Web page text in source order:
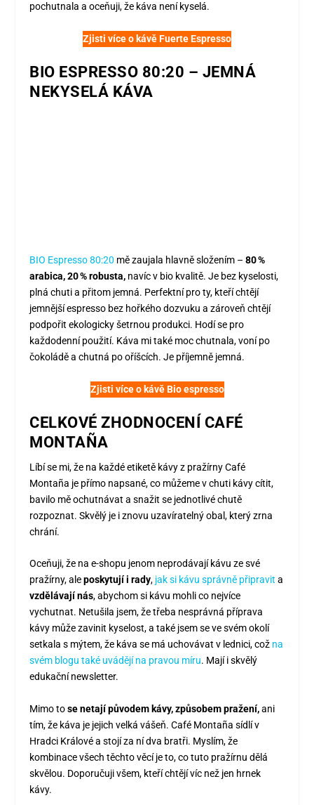
pochutnala a oceňuji, že káva není kyselá.
Zjisti více o kávě Fuerte Espresso
BIO ESPRESSO 80:20 – JEMNÁ
NEKYSELÁ KÁVA
BIO Espresso 80:20 mě zaujala hlavně složením –80 %
arabica, 20 % robusta, navíc v bio kvalitě. Je bez kyselosti,
plná chuti a přitom jemná. Perfektní pro ty, kteří chtějí
jemnější espresso bez hořkého dozvuku a zároveň chtějí
podpořit ekologicky šetrnou produkci. Hodí se pro
každodenní použití. Káva mi také moc chutnala, voní po
čokoládě a chutná po oříšcích. Je příjemně jemná.
Zjisti více o kávě Bio espresso
CELKOVÉ ZHODNOCENÍ CAFÉ
MONTAÑA
Líbí se mi, že na každé etiketě kávy z pražírny Café
Montaña je přímo napsané, co můžeme v chuti kávy cítit,
bavilo mě ochutnávat a snažit se jednotlivé chutě
rozpoznat. Skvělý je i znovu uzavíratelný obal, který zrna
chrání.
Oceňuji, že na e-shopu jenom neprodávají kávu ze své
pražírny, aleposkytují i rady, jak si kávu správně připravit a
vzdělávají nás, abychom si kávu mohli co nejvíce
vychutnat. Netušila jsem, že třeba nesprávná příprava
kávy může zavinit kyselost, a také jsem se ve svém okolí
setkala s mýtem, že káva se má uchovávat v lednici, což na
svém blogu také uvádějí na pravou míru. Mají i skvělý
edukační newsletter.
Mimo tose netají původem kávy, způsobem pražení,ani
tím, že káva je jejich velká vášeň. Café Montaña sídlí v
Hradci Králové a stojí za ní dva bratři. Myslím, že
kombinace všech těchto věcí je to, co tuto pražírnu dělá
skvělou. Doporučuji všem, kteří chtějí víc než jen hrnek
kávy.